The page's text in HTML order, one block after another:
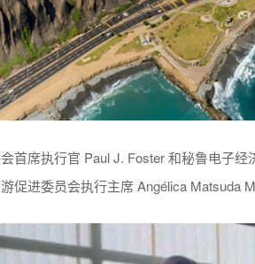
首席执行官 Paul J. Foster 和秘鲁电子
促进委员会执行主席 Angélica Matsuda